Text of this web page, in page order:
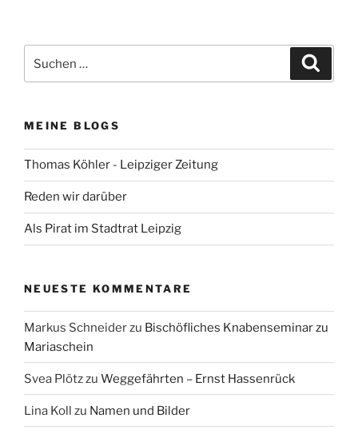
nach:
MEINE BLOGS
Thomas Köhler - Leipziger Zeitung
Reden wir darüber
Als Pirat im Stadtrat Leipzig
NEUESTE KOMMENTARE
Markus Schneiderzu Bischöfliches Knabenseminar zu
Mariaschein
Svea Plötzzu Weggefährten – Ernst Hassenrück
Lina Koll zu Namen und Bilder